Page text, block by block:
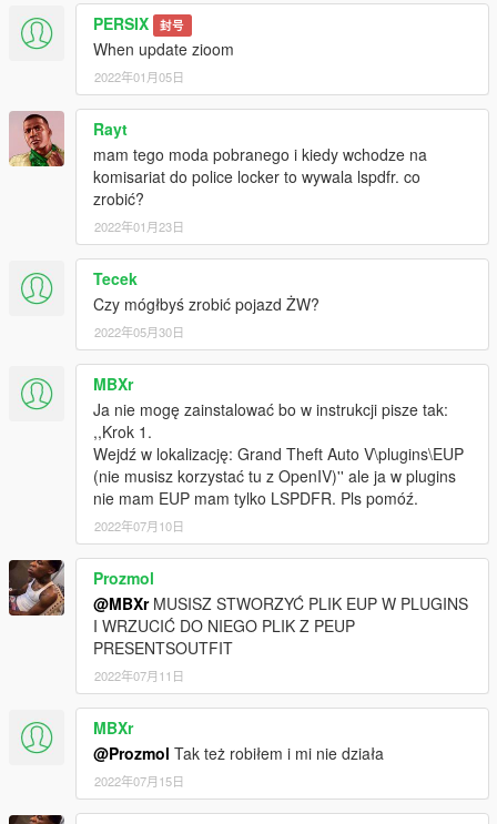
Wersja 2.3:
Aktualizacja systemu polskiego wsparcia w LSPDFR - dodano
radiowóz KIA Ceed SW II w wersji 3.0.
Wersja 2.4:
Aktualizacja systemu polskiego wsparcia w LSPDFR - dodano
radiowóz BMW 3 F30 330i xDrive.
Wersja 2.5:
Aktualizacja systemu polskiego wsparcia w LSPDFR - dodano
radiowóz Opel Insignia.
Wersja 3.0:
Nowe formacje (wojsko polskie wraz z żandarmerią wojskową,
straż miejską oraz inspekcję transportu drogowego), system
naszywek, nowe stroje (oraz poprawki poprzednich strojów),
stroje zimowe, stroje covid-19, wsparcie EUP L&O 8.2
Wersja 3.0.1:
Aktualizacja systemu polskiego wsparcia w LSPDFR - dodano
radiowozy Ford Transit Custom.
Nieznaczne zmiany w instalatorze.
Aktualizacja systemu polskiego wsparcia w LSPDFR - dodano
radiowozy Opel Mokka w wersji 2.0.
Credits:
Modele ubrań - Alex Ashfold, JeffreyTheDev, Ja Piotrek, GTA
Tekstury - JeffreyTheDev, Ja Piotrek
Stroje i menu - Ja Piotrek, JeffreyTheDev
Polskie wspracie w LSPDFR - Seconder
[ENG]
Polish EUP - polish uniforms for police, CBŚP, counterterrorists,
PERSIX 封号
When update zioom
2022年01月05日
Rayt
mam tego moda pobranego i kiedy wchodze na
komisariat do police locker to wywala lspdfr. co
zrobić?
2022年01月23日
Tecek
Czy mógłbyś zrobić pojazd ŻW?
2022年05月30日
MBXr
Ja nie mogę zainstalować bo w instrukcji pisze tak:
,,Krok 1.
Wejdź w lokalizację: Grand Theft Auto V\plugins\EUP
(nie musisz korzystać tu z OpenIV)'' ale ja w plugins
nie mam EUP mam tylko LSPDFR. Pls pomóź.
2022年07月10日
Prozmol
@MBXrMUSISZ STWORZYĆ PLIK EUP W PLUGINS
I WRZUCIĆ DO NIEGO PLIK Z PEUP
PRESENTSOUTFIT
2022年07月11日
MBXr
@Prozmol Tak też robiłem i mi nie działa
2022年07月15日